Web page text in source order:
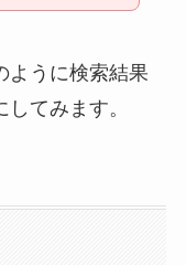
ように検索結果
てみます。